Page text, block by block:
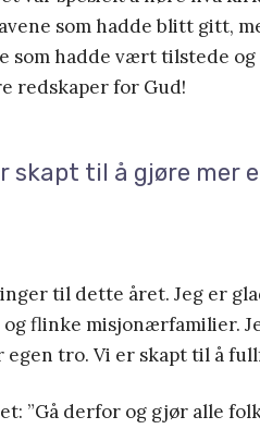
som hadde blitt gitt,
som hadde vært tilstede
redskaper for Gud!
skapt til å gjøre mer
til dette året. Jeg er
flinke misjonærfamilier.
egen tro. Vi er skapt til å
”Gå derfor og gjør alle